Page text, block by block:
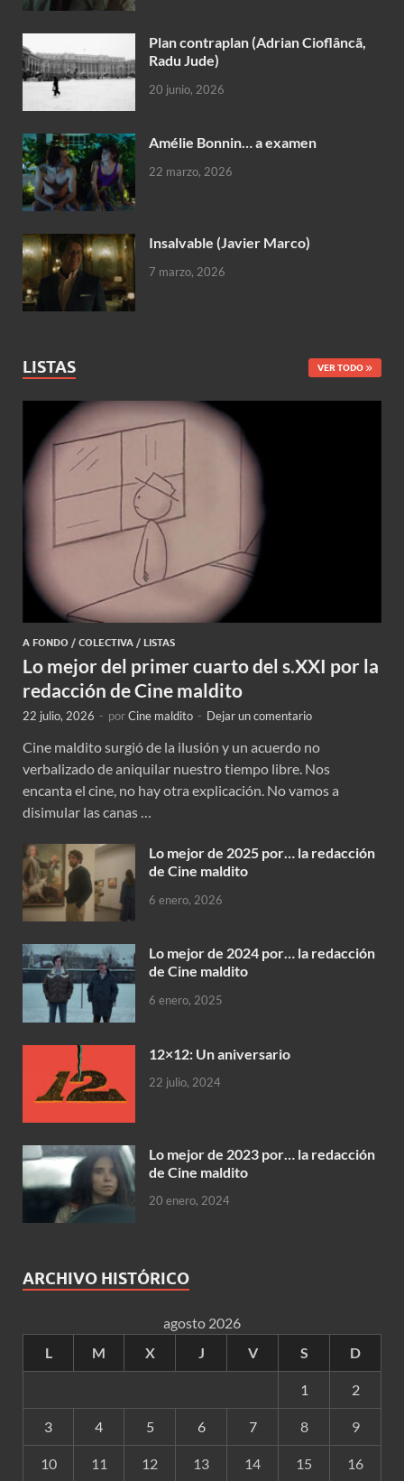
Plan contraplan (Adrian Cioflâncã,
Radu Jude)
20 junio, 2026
Amélie Bonnin… a examen
22 marzo, 2026
Insalvable (Javier Marco)
7 marzo, 2026
LISTAS VER TODO
A FONDO / COLECTIVA / LISTAS
Lo mejor del primer cuarto del s.XXI por la
redacción de Cine maldito
22 julio, 2026 - porCine maldito - Dejar un comentario
Cine maldito surgió de la ilusión y un acuerdo no
verbalizado de aniquilar nuestro tiempo libre. Nos
encanta el cine, no hay otra explicación. No vamos a
disimular las canas …
Lo mejor de 2025 por… la redacción
de Cine maldito
6 enero, 2026
Lo mejor de 2024 por… la redacción
de Cine maldito
6 enero, 2025
12×12: Un aniversario
22 julio, 2024
Lo mejor de 2023 por… la redacción
de Cine maldito
20 enero, 2024
ARCHIVO HISTÓRICO
agosto 2026
L
M X J V S D
1 2
3 4 5 6 7 8 9
10 11 12 13 14 15 16